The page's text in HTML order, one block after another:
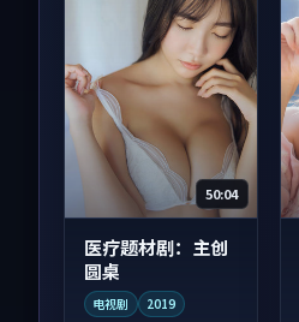
50:04
医疗题材剧：主创
圆桌
电视剧 2019